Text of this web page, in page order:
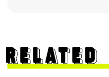
RELATED